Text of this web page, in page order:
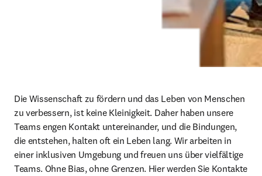
Die Wissenschaft zu fördern und das Leben von Menschen
zu verbessern, ist keine Kleinigkeit. Daher haben unsere
Teams engen Kontakt untereinander, und die Bindungen,
die entstehen, halten oft ein Leben lang. Wir arbeiten in
einer inklusiven Umgebung und freuen uns über vielfältige
Teams. Ohne Bias, ohne Grenzen. Hier werden Sie Kontakte